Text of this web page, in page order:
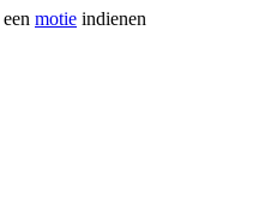
motie indienen